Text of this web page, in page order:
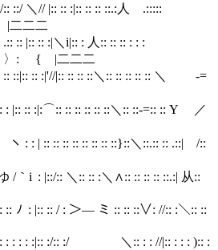
:: :|:: :: :: ::.:人 .:::::
二
i|:: : 人:: :: :: : : :
二二二
|:: :: :: ::＼:: :: :: :: :: ＼ -=
:: :: :: :: ::＼:: ::-=:: :: Y ／
:: :: :: :: :: :: ::}::＼::.:: :: .::| /::
＼:: :: :＼∧:: :: :: :: ::.:| 从::
/ : ＞― ミ :: :: ::∨: //:: :＼:: ::
:/:: :/ ＼:: : : //|:: : : : ):: :